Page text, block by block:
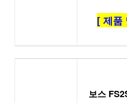
[ 제품
보스